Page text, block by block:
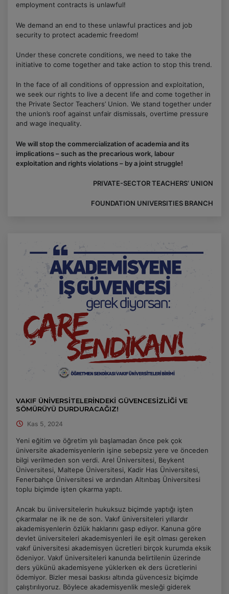
employment contracts is unlawful!
We demand an end to these unlawful practices and job
security to protect academic freedom!
Under these concrete conditions, we need to take the
initiative to come together and take action to stop this trend.
In the face of all conditions of oppression and exploitation,
we seek our rights to live a decent life and come together in
the Private Sector Teachers’ Union. We stand together under
the union’s roof against unfair dismissals, overtime pressure
and wage inequality.
We will stop the commercialization of academia and its
implications – such as the precarious work, labour
exploitation and rights violations – by a joint struggle!
PRIVATE-SECTOR TEACHERS’ UNION
FOUNDATION UNIVERSITIES BRANCH
VAKIF ÜNİVERSİTELERİNDEKİ GÜVENCESİZLİĞİ VE
SÖMÜRÜYÜ DURDURACAĞIZ!
Kas 5, 2024
Yeni eğitim ve öğretim yılı başlamadan önce pek çok
üniversite akademisyenlerin işine sebepsiz yere ve önceden
bilgi verilmeden son verdi. Arel Üniversitesi, Beykent
Üniversitesi, Maltepe Üniversitesi, Kadir Has Üniversitesi,
Fenerbahçe Üniversitesi ve ardından Altınbaş Üniversitesi
toplu biçimde işten çıkarma yaptı.
Ancak bu üniversitelerin hukuksuz biçimde yaptığı işten
çıkarmalar ne ilk ne de son. Vakıf üniversiteleri yıllardır
akademisyenlerin özlük haklarını gasp ediyor. Kanuna göre
devlet üniversiteleri akademisyenleri ile eşit olması gereken
vakıf üniversitesi akademisyen ücretleri birçok kurumda eksik
ödeniyor. Vakıf üniversiteleri kanunda belirtilenin üzerinde
ders yükünü akademisyene yüklerken ek ders ücretlerini
ödemiyor. Bizler mesai baskısı altında güvencesiz biçimde
çalıştırılıyoruz. Böylece akademisyenlik mesleği giderek